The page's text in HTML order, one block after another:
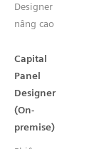
Designer
nâng cao
Capital
Panel
Designer
(On-
premise)